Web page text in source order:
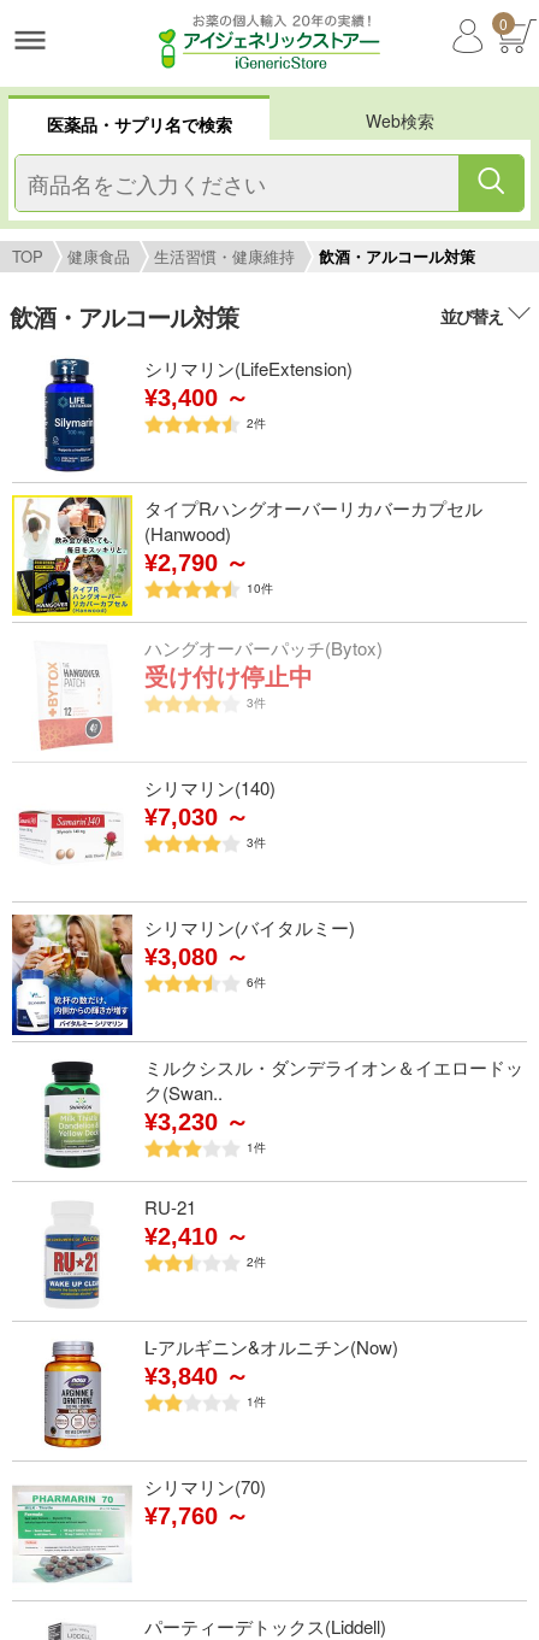
0
医薬品・サプリ名で検索 Web検索
TOP 健康食品 生活習慣・健康維持 飲酒・アルコール対策
飲酒・アルコール対策 並び替え
シリマリン(LifeExtension)
¥3,400 ～
2件
タイプRハングオーバーリカバーカプセル
(Hanwood)
¥2,790 ～
10件
ハングオーバーパッチ(Bytox)
受け付け停止中
3件
シリマリン(140)
¥7,030 ～
3件
シリマリン(バイタルミー)
¥3,080 ～
6件
ミルクシスル・ダンデライオン＆イエロードッ
ク(Swan..
¥3,230 ～
1件
RU-21
¥2,410 ～
2件
L-アルギニン&オルニチン(Now)
¥3,840 ～
1件
シリマリン(70)
¥7,760 ～
パーティーデトックス(Liddell)